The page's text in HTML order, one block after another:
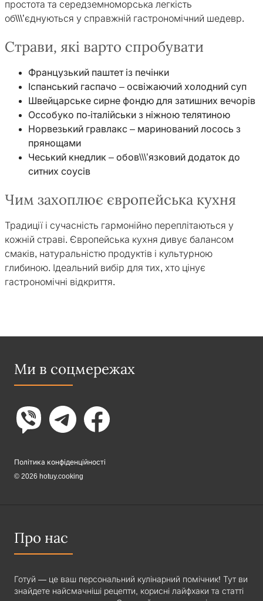
простота та середземноморська легкість
об\\\’єднуються у справжній гастрономічний шедевр.
Страви, які варто спробувати
Французький паштет із печінки
Іспанський гаспачо – освіжаючий холодний суп
Швейцарське сирне фондю для затишних вечорів
Оссобуко по-італійськи з ніжною телятиною
Норвезький гравлакс – маринований лосось з
прянощами
Чеський кнедлик – обов\\\’язковий додаток до
ситних соусів
Чим захоплює європейська кухня
Традиції і сучасність гармонійно переплітаються у
кожній страві. Європейська кухня дивує балансом
смаків, натуральністю продуктів і культурною
глибиною. Ідеальний вибір для тих, хто цінує
гастрономічні відкриття.
Ми в соцмережах
Політика конфіденційності
© 2026 hotuy.cooking
Про нас
Готуй — це ваш персональний кулінарний помічник! Тут ви
знайдете найсмачніші рецепти, корисні лайфхаки та статті